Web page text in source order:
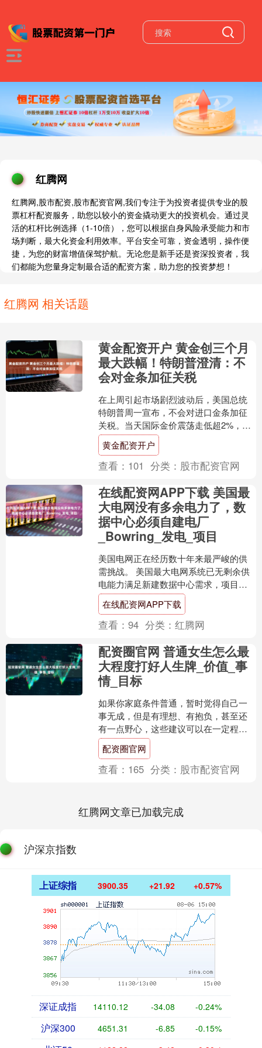
红腾网
红腾网,股市配资,股市配资官网,我们专注于为投资者提供专业的股
票杠杆配资服务，助您以较小的资金撬动更大的投资机会。通过灵
活的杠杆比例选择（1-10倍），您可以根据自身风险承受能力和市
场判断，最大化资金利用效率。平台安全可靠，资金透明，操作便
捷，为您的财富增值保驾护航。无论您是新手还是资深投资者，我
们都能为您量身定制最合适的配资方案，助力您的投资梦想！
红腾网 相关话题
黄金配资开户 黄金创三个月
最大跌幅！特朗普澄清：不
会对金条加征关税
在上周引起市场剧烈波动后，美国总统
特朗普周一宣布，不会对进口金条加征
关税。当天国际金价震荡走低超2%，创
近三个月来最大跌幅。与此同时，对黄
金的避险需求因俄乌停火....
黄金配资开户
查看： 101 分类： 股市配资官网
在线配资网APP下载 美国最
大电网没有多余电力了，数
据中心必须自建电厂
_Bowring_发电_项目
美国电网正在经历数十年来最严峻的供
需挑战。 美国最大电网系统已无剩余供
电能力满足新建数据中心需求，项目开
发商将被迫自建配套电厂。近日，美国
PJM电网独立监管机构....
在线配资网APP下载
查看：94 分类：红腾网
配资圈官网 普通女生怎么最
大程度打好人生牌_价值_事
情_目标
如果你家庭条件普通，暂时觉得自己一
事无成，但是有理想、有抱负，甚至还
有一点野心，这些建议可以在一定程度
上帮助你，让我们一起努力，打好人生
牌。 · 1️⃣ 大方地....
配资圈官网
查看： 165 分类： 股市配资官网
红腾网文章已加载完成
沪深京指数
上证综指 3900.35 +21.92 +0.57%
深证成指 14110.12 -34.08 -0.24%
沪深300 4651.31 -6.85 -0.15%